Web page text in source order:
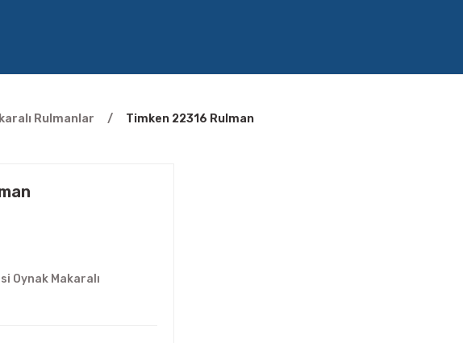
Rulmanlar Timken 22316 Rulman
Oynak Makaralı